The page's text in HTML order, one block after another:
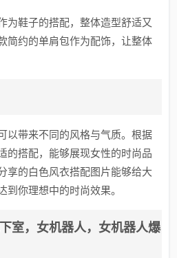
为鞋子的搭配，整体造型舒适又
简约的单肩包作为配饰，让整体
以带来不同的风格与气质。根据
的搭配，能够展现女性的时尚品
享的白色风衣搭配图片能够给大
到你理想中的时尚效果。
室，女机器人，女机器人爆